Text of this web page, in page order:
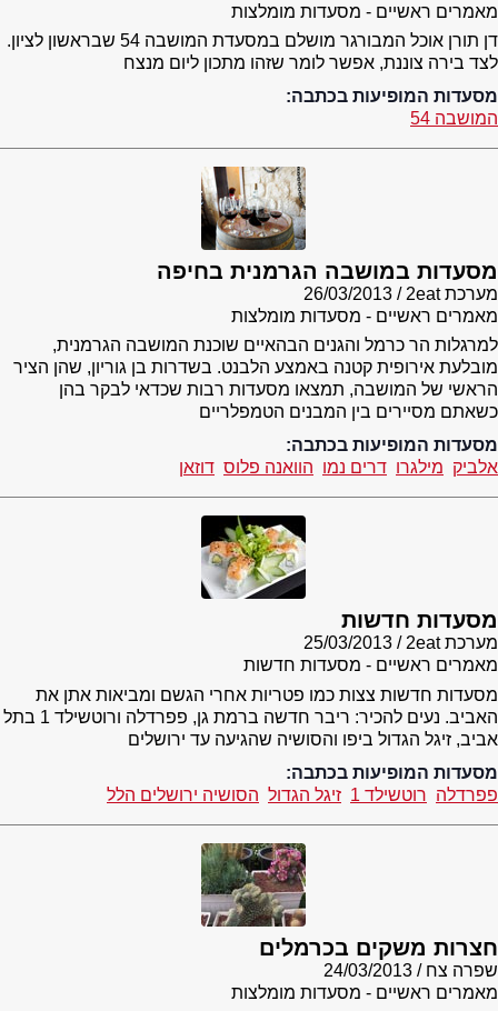
מאמרים ראשיים - מסעדות מומלצות
דן תורן אוכל המבורגר מושלם במסעדת המושבה 54 שבראשון לציון.
לצד בירה צוננת, אפשר לומר שזהו מתכון ליום מנצח
מסעדות המופיעות בכתבה:
המושבה 54
מסעדות במושבה הגרמנית בחיפה
מערכת 2eat
26/03/2013
מאמרים ראשיים - מסעדות מומלצות
למרגלות הר כרמל והגנים הבהאיים שוכנת המושבה הגרמנית,
מובלעת אירופית קטנה באמצע הלבנט. בשדרות בן גוריון, שהן הציר
הראשי של המושבה, תמצאו מסעדות רבות שכדאי לבקר בהן
כשאתם מסיירים בין המבנים הטמפלריים
מסעדות המופיעות בכתבה:
אלביק מילגרו דרים נמו הוואנה פלוס דוזאן
מסעדות חדשות
מערכת 2eat
25/03/2013
מאמרים ראשיים - מסעדות חדשות
מסעדות חדשות צצות כמו פטריות אחרי הגשם ומביאות אתן את
האביב. נעים להכיר: ריבר חדשה ברמת גן, פפרדלה ורוטשילד 1 בתל
אביב, זיגל הגדול ביפו והסושיה שהגיעה עד ירושלים
מסעדות המופיעות בכתבה:
פפרדלה רוטשילד 1 זיגל הגדול הסושיה ירושלים הלל
חצרות משקים בכרמלים
שפרה צח
24/03/2013
מאמרים ראשיים - מסעדות מומלצות